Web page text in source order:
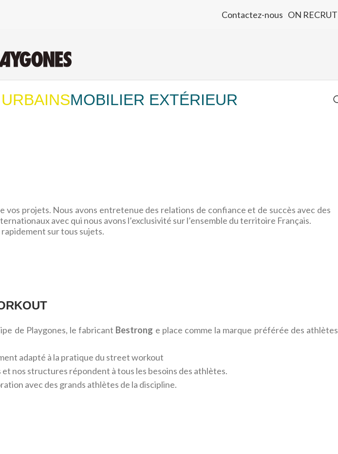
Contactez-nous ON
MOBILIER EXTÉRIEUR
projets. Nous avons entretenue des relations de confiance et de succès avec des
avec qui nous avons l’exclusivité sur l’ensemble du territoire Français.
sur tous sujets.
de Playgones, le fabricant Bestrong e place comme la marque préférée des athlètes
adapté à la pratique du street workout
nos structures répondent à tous les besoins des athlètes.
avec des grands athlètes de la discipline.